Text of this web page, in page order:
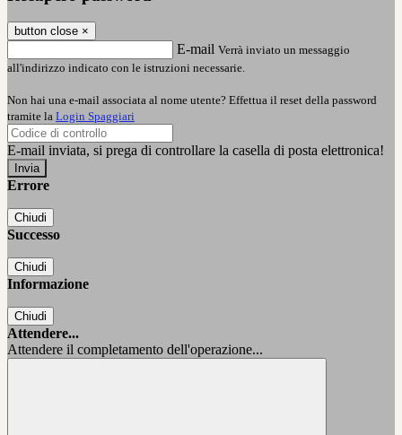
button close ×
E-mail Verrà inviato un messaggio
all'indirizzo indicato con le istruzioni necessarie.
Non hai una e-mail associata al nome utente? Effettua il reset della password
tramite la Login Spaggiari
E-mail inviata, si prega di controllare la casella di posta elettronica!
Errore
Chiudi
Successo
Chiudi
Informazione
Chiudi
Attendere...
Attendere il completamento dell'operazione...